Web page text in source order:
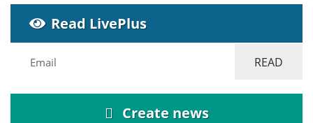
Read LivePlus
Create news